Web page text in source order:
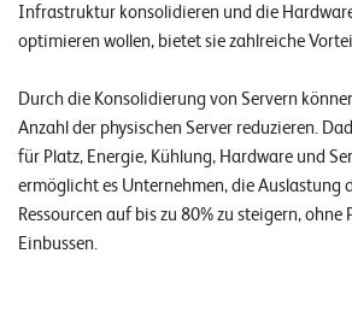
f
o
l
i
o
R
Infrastruktur konsolidieren und die
optimieren wollen, bietet sie zahlreiche
Durch die Konsolidierung von Servern
Anzahl der physischen Server reduzieren.
für Platz, Energie, Kühlung, Hardware und
ermöglicht es Unternehmen, die Auslastung
Ressourcen auf bis zu 80% zu steigern, ohne
Einbussen.